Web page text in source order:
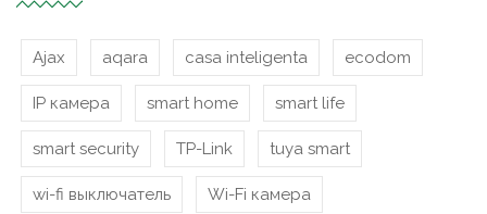
Ajax aqara casa inteligenta ecodom
IP камера smart home smart life
smart security TP-Link tuya smart
wi-fi выключатель Wi-Fi камера